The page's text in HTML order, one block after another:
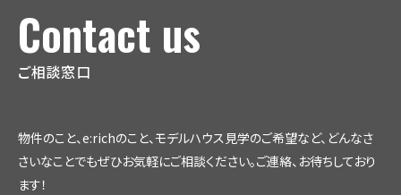
Contact us
ご相談窓口
物件のこと、e:richのこと、モデルハウス見学のご希望など、 どんなさ
さいなことでもぜひお気軽にご相談ください。ご連絡、お待ちしており
ます！